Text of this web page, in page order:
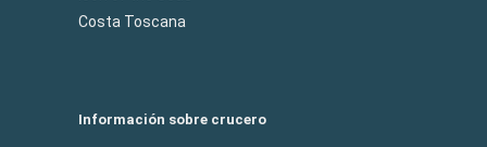
Costa Toscana
Información sobre crucero